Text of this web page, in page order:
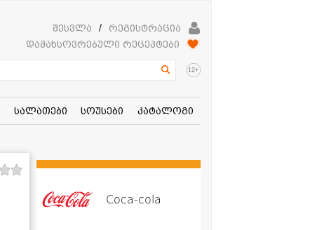
შესვლა /
რეგისტრაცია
დამახსოვრებული რეცეპტები
12+
სალათები სოუსები კატალოგი
Coca-cola